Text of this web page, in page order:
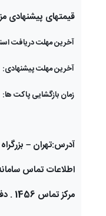
قیمت­های پیشنهادی
آخرین مهلت دریافت
آخرین مهلت پیشنهادی:
زمان بازگشایی پاکت ها:
آدرس:تهران –
اطلاعات تماس
مرکز تماس 1456 . دفتر ثبت نام : 85193768 و 88969737